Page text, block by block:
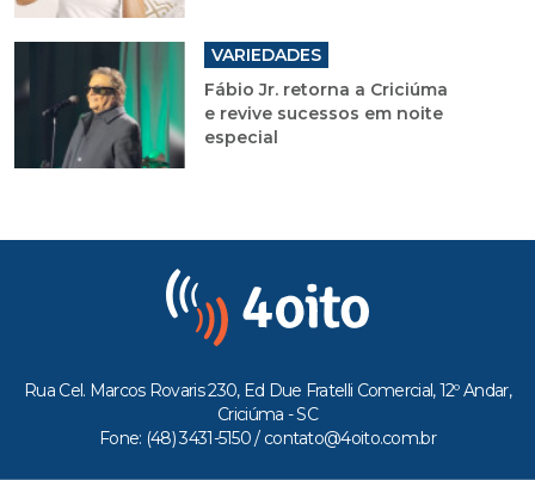
VARIEDADES
Fábio Jr. retorna a Criciúma
e revive sucessos em noite
especial
Rua Cel. Marcos Rovaris 230, Ed Due Fratelli Comercial, 12º Andar,
Criciúma - SC
Fone: (48) 3431-5150 / contato@4oito.com.br